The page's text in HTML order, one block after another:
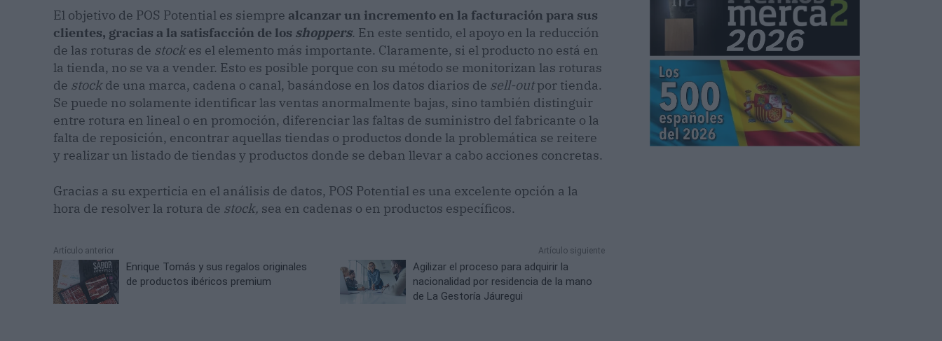
El objetivo de POS Potential es siempre alcanzar un incremento en la facturación para sus
clientes, gracias a la satisfacción de los shoppers. En este sentido, el apoyo en la reducción
de las roturas de stockes el elemento más importante. Claramente, si el producto no está en
la tienda, no se va a vender. Esto es posible porque con su método se monitorizan las roturas
de stockde una marca, cadena o canal, basándose en los datos diarios de sell-outpor tienda.
Se puede no solamente identificar las ventas anormalmente bajas, sino también distinguir
entre rotura en lineal o en promoción, diferenciar las faltas de suministro del fabricante o la
falta de reposición, encontrar aquellas tiendas o productos donde la problemática se reitere
y realizar un listado de tiendas y productos donde se deban llevar a cabo acciones concretas.
Gracias a su experticia en el análisis de datos, POS Potential es una excelente opción a la
hora de resolver la rotura de stock, sea en cadenas o en productos específicos.
Artículo anterior
Enrique Tomás y sus regalos originales
de productos ibéricos premium
Artículo siguiente
Agilizar el proceso para adquirir la
nacionalidad por residencia de la mano
de La Gestoría Jáuregui